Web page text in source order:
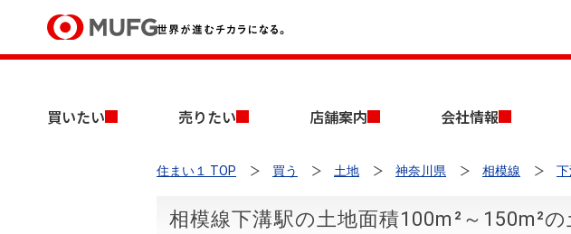
買いたい 売りたい 店舗案内 会社情報
買いたいTOP
売りたいTOP
店舗案内TOP
会社情報TOP
採用情報TOP
売りたい
住まい１ TOP 買う 土地 神奈川県 相模線
相模線下溝駅の土地面積100m²～150m²